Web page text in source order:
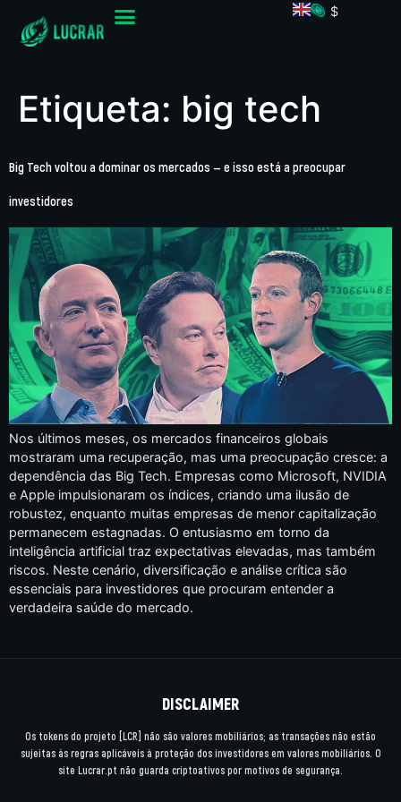
$
Etiqueta: big tech
Big Tech voltou a dominar os mercados — e isso está a preocupar
investidores
Nos últimos meses, os mercados financeiros globais
mostraram uma recuperação, mas uma preocupação cresce: a
dependência das Big Tech. Empresas como Microsoft, NVIDIA
e Apple impulsionaram os índices, criando uma ilusão de
robustez, enquanto muitas empresas de menor capitalização
permanecem estagnadas. O entusiasmo em torno da
inteligência artificial traz expectativas elevadas, mas também
riscos. Neste cenário, diversificação e análise crítica são
essenciais para investidores que procuram entender a
verdadeira saúde do mercado.
DISCLAIMER
Os tokens do projeto [LCR] não são valores mobiliários; as transações não estão
sujeitas às regras aplicáveis à proteção dos investidores em valores mobiliários. O
site Lucrar.pt não guarda criptoativos por motivos de segurança.